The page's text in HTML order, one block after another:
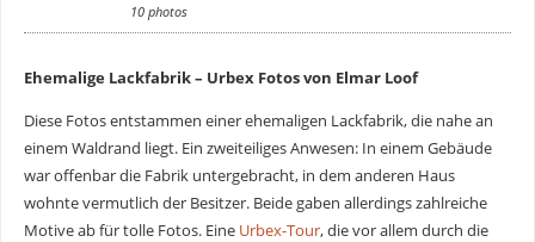
10 photos
Ehemalige Lackfabrik – Urbex Fotos von Elmar Loof
Diese Fotos entstammen einer ehemaligen Lackfabrik, die nahe an
einem Waldrand liegt. Ein zweiteiliges Anwesen: In einem Gebäude
war offenbar die Fabrik untergebracht, in dem anderen Haus
wohnte vermutlich der Besitzer. Beide gaben allerdings zahlreiche
Motive ab für tolle Fotos. Eine Urbex-Tour, die vor allem durch die